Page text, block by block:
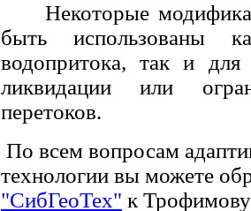
Некоторые
быть использованы
водопритока, так и
ликвидации или
перетоков.
По всем вопросам
технологии вы можете
"СибГеоТех" к